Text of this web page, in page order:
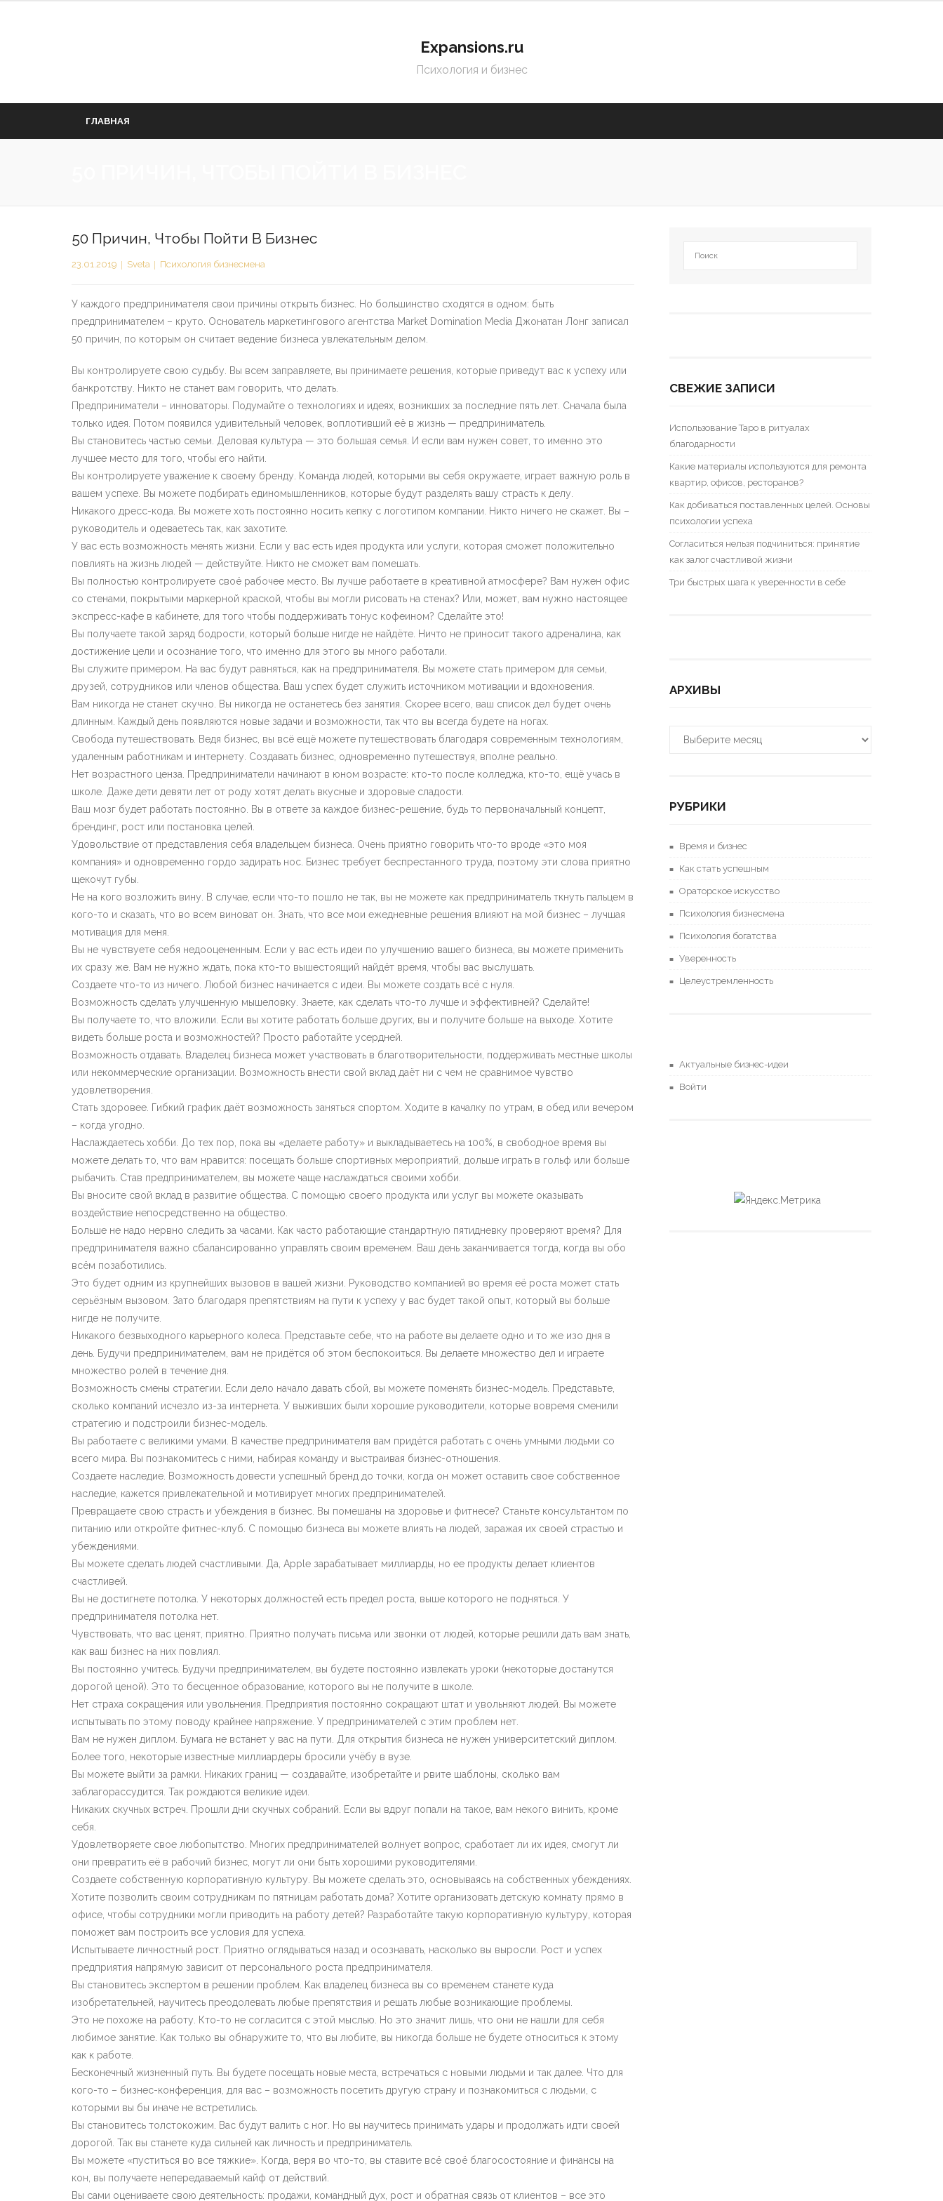
Expansions.ru
Психология и бизнес
ГЛАВНАЯ
50 Причин, Чтобы Пойти В Бизнес
23.01.2019 Sveta Психология бизнесмена
У каждого предпринимателя свои причины открыть бизнес. Но большинство сходятся в одном: быть
предпринимателем – круто. Основатель маркетингового агентства Market Domination Media Джонатан Лонг записал
50 причин, по которым он считает ведение бизнеса увлекательным делом.
Вы контролируете свою судьбу. Вы всем заправляете, вы принимаете решения, которые приведут вас к успеху или
банкротству. Никто не станет вам говорить, что делать.
Предприниматели – инноваторы. Подумайте о технологиях и идеях, возникших за последние пять лет. Сначала была
только идея. Потом появился удивительный человек, воплотивший её в жизнь — предприниматель.
Вы становитесь частью семьи. Деловая культура — это большая семья. И если вам нужен совет, то именно это
лучшее место для того, чтобы его найти.
Вы контролируете уважение к своему бренду. Команда людей, которыми вы себя окружаете, играет важную роль в
вашем успехе. Вы можете подбирать единомышленников, которые будут разделять вашу страсть к делу.
Никакого дресс-кода. Вы можете хоть постоянно носить кепку с логотипом компании. Никто ничего не скажет. Вы –
руководитель и одеваетесь так, как захотите.
У вас есть возможность менять жизни. Если у вас есть идея продукта или услуги, которая сможет положительно
повлиять на жизнь людей — действуйте. Никто не сможет вам помешать.
Вы полностью контролируете своё рабочее место. Вы лучше работаете в креативной атмосфере? Вам нужен офис
со стенами, покрытыми маркерной краской, чтобы вы могли рисовать на стенах? Или, может, вам нужно настоящее
экспресс-кафе в кабинете, для того чтобы поддерживать тонус кофеином? Сделайте это!
Вы получаете такой заряд бодрости, который больше нигде не найдёте. Ничто не приносит такого адреналина, как
достижение цели и осознание того, что именно для этого вы много работали.
Вы служите примером. На вас будут равняться, как на предпринимателя. Вы можете стать примером для семьи,
друзей, сотрудников или членов общества. Ваш успех будет служить источником мотивации и вдохновения.
Вам никогда не станет скучно. Вы никогда не останетесь без занятия. Скорее всего, ваш список дел будет очень
длинным. Каждый день появляются новые задачи и возможности, так что вы всегда будете на ногах.
Свобода путешествовать. Ведя бизнес, вы всё ещё можете путешествовать благодаря современным технологиям,
удаленным работникам и интернету. Создавать бизнес, одновременно путешествуя, вполне реально.
Нет возрастного ценза. Предприниматели начинают в юном возрасте: кто-то после колледжа, кто-то, ещё учась в
школе. Даже дети девяти лет от роду хотят делать вкусные и здоровые сладости.
Ваш мозг будет работать постоянно. Вы в ответе за каждое бизнес-решение, будь то первоначальный концепт,
брендинг, рост или постановка целей.
Удовольствие от представления себя владельцем бизнеса. Очень приятно говорить что-то вроде «это моя
компания» и одновременно гордо задирать нос. Бизнес требует беспрестанного труда, поэтому эти слова приятно
щекочут губы.
Не на кого возложить вину. В случае, если что-то пошло не так, вы не можете как предприниматель ткнуть пальцем в
кого-то и сказать, что во всем виноват он. Знать, что все мои ежедневные решения влияют на мой бизнес – лучшая
мотивация для меня.
Вы не чувствуете себя недооцененным. Если у вас есть идеи по улучшению вашего бизнеса, вы можете применить
их сразу же. Вам не нужно ждать, пока кто-то вышестоящий найдёт время, чтобы вас выслушать.
Создаете что-то из ничего. Любой бизнес начинается с идеи. Вы можете создать всё с нуля.
Возможность сделать улучшенную мышеловку. Знаете, как сделать что-то лучше и эффективней? Сделайте!
Вы получаете то, что вложили. Если вы хотите работать больше других, вы и получите больше на выходе. Хотите
видеть больше роста и возможностей? Просто работайте усердней.
Возможность отдавать. Владелец бизнеса может участвовать в благотворительности, поддерживать местные школы
или некоммерческие организации. Возможность внести свой вклад даёт ни с чем не сравнимое чувство
удовлетворения.
Стать здоровее. Гибкий график даёт возможность заняться спортом. Ходите в качалку по утрам, в обед или вечером
– когда угодно.
Наслаждаетесь хобби. До тех пор, пока вы «делаете работу» и выкладываетесь на 100%, в свободное время вы
можете делать то, что вам нравится: посещать больше спортивных мероприятий, дольше играть в гольф или больше
рыбачить. Став предпринимателем, вы можете чаще наслаждаться своими хобби.
Вы вносите свой вклад в развитие общества. С помощью своего продукта или услуг вы можете оказывать
воздействие непосредственно на общество.
Больше не надо нервно следить за часами. Как часто работающие стандартную пятидневку проверяют время? Для
предпринимателя важно сбалансированно управлять своим временем. Ваш день заканчивается тогда, когда вы обо
всём позаботились.
Это будет одним из крупнейших вызовов в вашей жизни. Руководство компанией во время её роста может стать
серьёзным вызовом. Зато благодаря препятствиям на пути к успеху у вас будет такой опыт, который вы больше
нигде не получите.
Никакого безвыходного карьерного колеса. Представьте себе, что на работе вы делаете одно и то же изо дня в
день. Будучи предпринимателем, вам не придётся об этом беспокоиться. Вы делаете множество дел и играете
множество ролей в течение дня.
Возможность смены стратегии. Если дело начало давать сбой, вы можете поменять бизнес-модель. Представьте,
сколько компаний исчезло из-за интернета. У выживших были хорошие руководители, которые вовремя сменили
стратегию и подстроили бизнес-модель.
Вы работаете с великими умами. В качестве предпринимателя вам придётся работать с очень умными людьми со
всего мира. Вы познакомитесь с ними, набирая команду и выстраивая бизнес-отношения.
Создаете наследие. Возможность довести успешный бренд до точки, когда он может оставить свое собственное
наследие, кажется привлекательной и мотивирует многих предпринимателей.
Превращаете свою страсть и убеждения в бизнес. Вы помешаны на здоровье и фитнесе? Станьте консультантом по
питанию или откройте фитнес-клуб. С помощью бизнеса вы можете влиять на людей, заражая их своей страстью и
убеждениями.
Вы можете сделать людей счастливыми. Да, Apple зарабатывает миллиарды, но ее продукты делает клиентов
счастливей.
Вы не достигнете потолка. У некоторых должностей есть предел роста, выше которого не подняться. У
предпринимателя потолка нет.
Чувствовать, что вас ценят, приятно. Приятно получать письма или звонки от людей, которые решили дать вам знать,
как ваш бизнес на них повлиял.
Вы постоянно учитесь. Будучи предпринимателем, вы будете постоянно извлекать уроки (некоторые достанутся
дорогой ценой). Это то бесценное образование, которого вы не получите в школе.
Нет страха сокращения или увольнения. Предприятия постоянно сокращают штат и увольняют людей. Вы можете
испытывать по этому поводу крайнее напряжение. У предпринимателей с этим проблем нет.
Вам не нужен диплом. Бумага не встанет у вас на пути. Для открытия бизнеса не нужен университетский диплом.
Более того, некоторые известные миллиардеры бросили учёбу в вузе.
Вы можете выйти за рамки. Никаких границ — создавайте, изобретайте и рвите шаблоны, сколько вам
заблагорассудится. Так рождаются великие идеи.
Никаких скучных встреч. Прошли дни скучных собраний. Если вы вдруг попали на такое, вам некого винить, кроме
себя.
Удовлетворяете свое любопытство. Многих предпринимателей волнует вопрос, сработает ли их идея, смогут ли
они превратить её в рабочий бизнес, могут ли они быть хорошими руководителями.
Создаете собственную корпоративную культуру. Вы можете сделать это, основываясь на собственных убеждениях.
Хотите позволить своим сотрудникам по пятницам работать дома? Хотите организовать детскую комнату прямо в
офисе, чтобы сотрудники могли приводить на работу детей? Разработайте такую корпоративную культуру, которая
поможет вам построить все условия для успеха.
Испытываете личностный рост. Приятно оглядываться назад и осознавать, насколько вы выросли. Рост и успех
предприятия напрямую зависит от персонального роста предпринимателя.
Вы становитесь экспертом в решении проблем. Как владелец бизнеса вы со временем станете куда
изобретательней, научитесь преодолевать любые препятствия и решать любые возникающие проблемы.
Это не похоже на работу. Кто-то не согласится с этой мыслью. Но это значит лишь, что они не нашли для себя
любимое занятие. Как только вы обнаружите то, что вы любите, вы никогда больше не будете относиться к этому
как к работе.
Бесконечный жизненный путь. Вы будете посещать новые места, встречаться с новыми людьми и так далее. Что для
кого-то – бизнес-конференция, для вас – возможность посетить другую страну и познакомиться с людьми, с
которыми вы бы иначе не встретились.
Вы становитесь толстокожим. Вас будут валить с ног. Но вы научитесь принимать удары и продолжать идти своей
дорогой. Так вы станете куда сильней как личность и предприниматель.
Вы можете «пуститься во все тяжкие». Когда, веря во что-то, вы ставите всё своё благосостояние и финансы на
кон, вы получаете непередаваемый кайф от действий.
Вы сами оцениваете свою деятельность: продажи, командный дух, рост и обратная связь от клиентов – все это
СВЕЖИЕ ЗАПИСИ
Использование Таро в ритуалах
благодарности
Какие материалы используются для ремонта
квартир, офисов, ресторанов?
Как добиваться поставленных целей. Основы
психологии успеха
Согласиться нельзя подчиниться: принятие
как залог счастливой жизни
Три быстрых шага к уверенности в себе
АРХИВЫ
РУБРИКИ
Время и бизнес
Как стать успешным
Ораторское искусство
Психология бизнесмена
Психология богатства
Уверенность
Целеустремленность
Актуальные бизнес-идеи
Войти